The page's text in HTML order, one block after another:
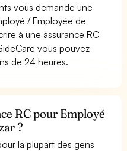
vous demande une
/ Employée de
à une assurance RC
vous pouvez
de 24 heures.
RC pour Employé
?
la plupart des gens